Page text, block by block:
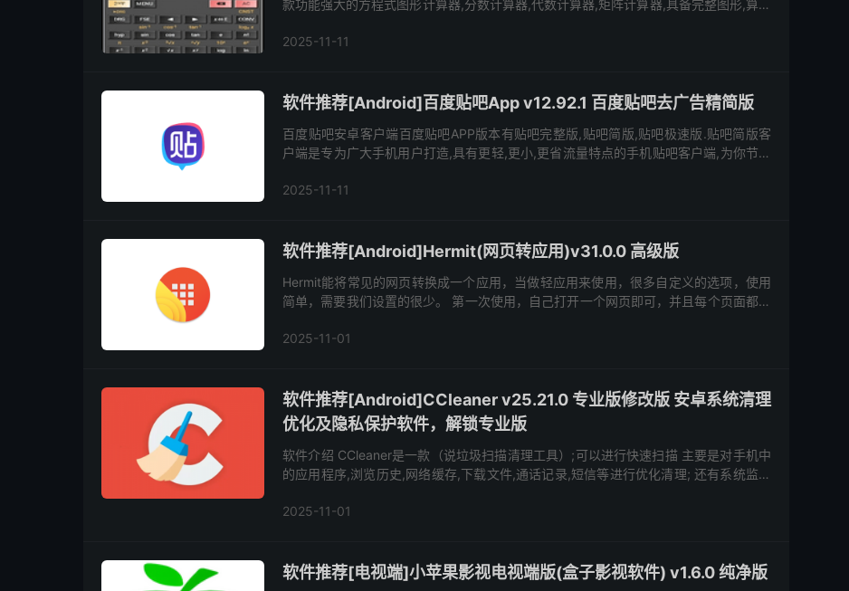
款功能强大的方程式图形计算器,分数计算器,代数计算器,矩阵计算器,具备完整图形,算术
2025-11-11
软件推荐[Android]百度贴吧App v12.92.1 百度贴吧去广告精简版
百度贴吧安卓客户端百度贴吧APP版本有贴吧完整版,贴吧简版,贴吧极速版.贴吧简版客
户端是专为广大手机用户打造,具有更轻,更小,更省流量特点的手机贴吧客户端,为你节省
2025-11-11
软件推荐[Android]Hermit(网页转应用)v31.0.0 高级版
Hermit能将常见的网页转换成一个应用，当做轻应用来使用，很多自定义的选项，使用
简单，需要我们设置的很少。 第一次使用，自己打开一个网页即可，并且每个页面都可
We...
2025-11-01
软件推荐[Android]CCleaner v25.21.0 专业版修改版 安卓系统清理
优化及隐私保护软件，解锁专业版
软件介绍 CCleaner是一款（说垃圾扫描清理工具）;可以进行快速扫描 主要是对手机中
的应用程序,浏览历史,网络缓存,下载文件,通话记录,短信等进行优化清理; 还有系统监控
2025-11-01
软件推荐[电视端]小苹果影视电视端版(盒子影视软件) v1.6.0 纯净版